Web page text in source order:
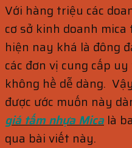
Với hàng triệu các
cơ sở kinh doanh
hiện nay khá là đông
các đơn vị cung cấp
không hề dễ dàng.
được ước muốn này
giá tấm nhựa Micalà
qua bài viết này.